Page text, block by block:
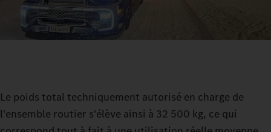
Le poids total techniquement autorisé en charge de
l'ensemble routier s'élève ainsi à 32 500 kg, ce qui